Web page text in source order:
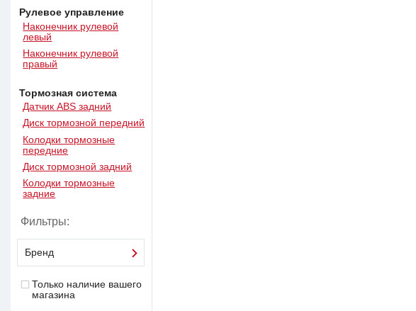
Рулевое управление
Наконечник рулевой
левый
Наконечник рулевой
правый
Тормозная система
Датчик ABS задний
Диск тормозной передний
Колодки тормозные
передние
Диск тормозной задний
Колодки тормозные
задние
Фильтры:
Бренд
Только наличие вашего
магазина